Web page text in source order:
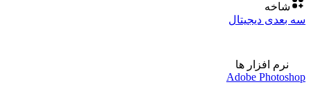
شاخه
سه بعدی دیجیتال
نرم افزار ها
Adobe Photoshop